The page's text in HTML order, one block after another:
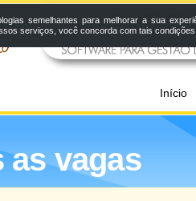
Início
as vagas
semelhantes para melhorar a sua
serviços, você concorda com tais